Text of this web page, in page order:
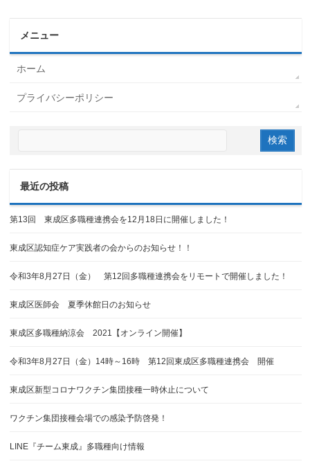
メニュー
ホーム
プライバシーポリシー
最近の投稿
第13回 東成区多職種連携会を12月18日に開催しました！
東成区認知症ケア実践者の会からのお知らせ！！
令和3年8月27日（金） 第12回多職種連携会をリモートで開催しました！
東成区医師会 夏季休館日のお知らせ
東成区多職種納涼会 2021【オンライン開催】
令和3年8月27日（金）14時～16時 第12回東成区多職種連携会 開催
東成区新型コロナワクチン集団接種一時休止について
ワクチン集団接種会場での感染予防啓発！
LINE『チーム東成』多職種向け情報